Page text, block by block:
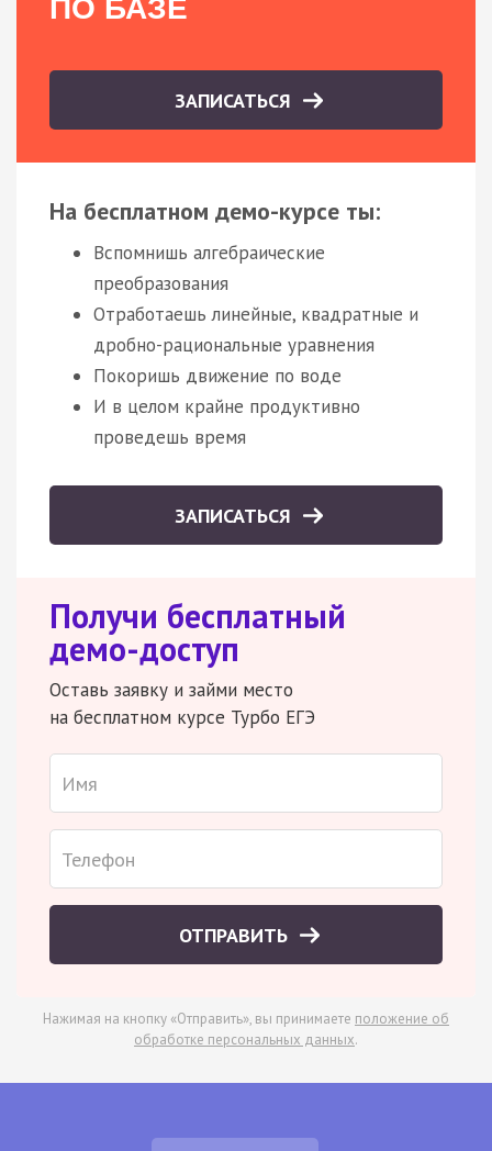
ПО БАЗЕ
ЗАПИСАТЬСЯ
На бесплатном демо-курсе ты:
Вспомнишь алгебраические
преобразования
Отработаешь линейные, квадратные и
дробно-рациональные уравнения
Покоришь движение по воде
И в целом крайне продуктивно
проведешь время
ЗАПИСАТЬСЯ
Получи бесплатный
демо-доступ
Оставь заявку и займи место
на бесплатном курсе Турбо ЕГЭ
ОТПРАВИТЬ
Нажимая на кнопку «Отправить», вы принимаете положение об
обработке персональных данных.